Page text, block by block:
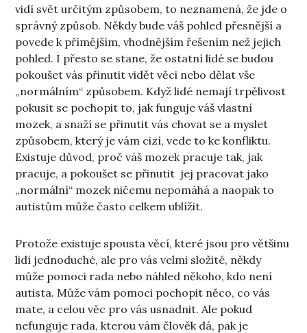
vidí svět určitým způsobem, to neznamená, že jde o
správný způsob. Někdy bude váš pohled přesnější a
povede k přímějším, vhodnějším řešením než jejich
pohled. I přesto se stane, že ostatní lidé se budou
pokoušet vás přinutit vidět věci nebo dělat vše
„normálním“ způsobem. Když lidé nemají trpělivost
pokusit se pochopit to, jak funguje váš vlastní
mozek, a snaží se přinutit vás chovat se a myslet
způsobem, který je vám cizí, vede to ke konfliktu.
Existuje důvod, proč váš mozek pracuje tak, jak
pracuje, a pokoušet se přinutit jej pracovat jako
„normální“ mozek ničemu nepomáhá a naopak to
autistům může často celkem ublížit.
Protože existuje spousta věcí, které jsou pro většinu
lidí jednoduché, ale pro vás velmi složité, někdy
může pomoci rada nebo náhled někoho, kdo není
autista. Může vám pomoci pochopit něco, co vás
mate, a celou věc pro vás usnadnit. Ale pokud
nefunguje rada, kterou vám člověk dá, pak je